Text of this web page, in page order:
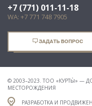
+7 (771) 011-11-18
WA: +7 771 748 7905
ЗАДАТЬ ВОПРОС
© 2003–2023. ТОО «КУРТЫ̀» —
МЕСТОРОЖДЕНИЯ
РАЗРАБОТКА И